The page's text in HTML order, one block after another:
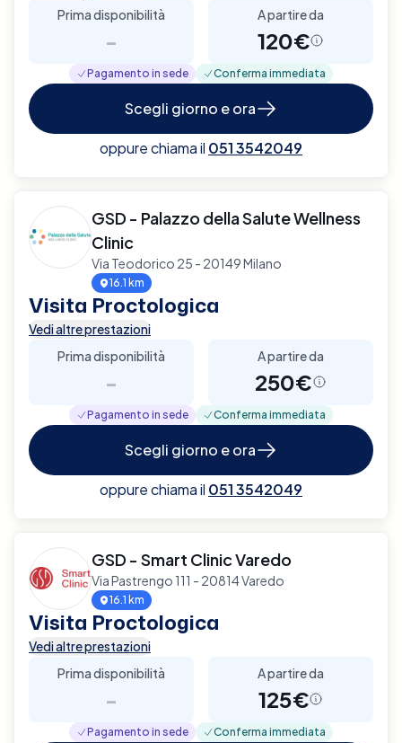
Prima disponibilità
-
A partire da
120€
Pagamento in sede Conferma immediata
Scegli giorno e ora
oppure chiama il 051 3542049
GSD - Palazzo della Salute Wellness
Clinic
Via Teodorico 25 - 20149 Milano
16.1 km
Visita Proctologica
Vedi altre prestazioni
Prima disponibilità
-
A partire da
250€
Pagamento in sede Conferma immediata
Scegli giorno e ora
oppure chiama il 051 3542049
GSD - Smart Clinic Varedo
Via Pastrengo 111 - 20814 Varedo
16.1 km
Visita Proctologica
Vedi altre prestazioni
Prima disponibilità
-
A partire da
125€
Pagamento in sede Conferma immediata